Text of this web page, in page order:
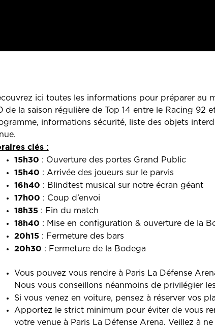
ici toutes les informations pour préparer au
de la saison régulière de Top 14 entre le Racing 92
informations sécurité, liste des objets
clés :
15h30 : Ouverture des portes Grand Public
15h40 : Arrivée des joueurs sur le parvis
16h40 : Blindtest musical sur notre écran géant
17h00 : Coup d’envoi
18h35: Fin du match
18h40 : Mise en configuration & ouverture de la
20h15: Fermeture des bars
20h30 : Fermeture de la Bodega
Vous pouvez vous rendre à Paris La Défense
Nous vous conseillons néanmoins de privilégier
Si vous venez en voiture, pensez à réserver vos
Apportez le strict minimum pour éviter de vous
votre venue à Paris La Défense Arena. Veillez à